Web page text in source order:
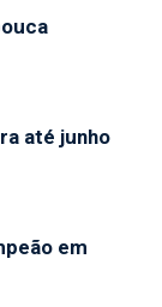
até junho
em